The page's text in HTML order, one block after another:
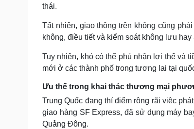
thái.
Tất nhiên, giao thông trên không cũng
không, điều tiết và kiểm soát không lưu
Tuy nhiên, khó có thể phủ nhận lợi thế và
mới ở các thành phố trong tương lai tại
Ưu thế trong khai thác thương mại
Trung Quốc đang thí điểm rộng rãi việc
giao hàng SF Express, đã sử dụng máy
Quảng Đông.